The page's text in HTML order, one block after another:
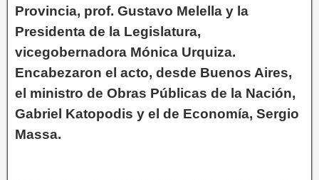
Provincia, prof. Gustavo Melella y la
Presidenta de la Legislatura,
vicegobernadora Mónica Urquiza.
Encabezaron el acto, desde Buenos Aires,
el ministro de Obras Públicas de la Nación,
Gabriel Katopodis y el de Economía, Sergio
Massa.